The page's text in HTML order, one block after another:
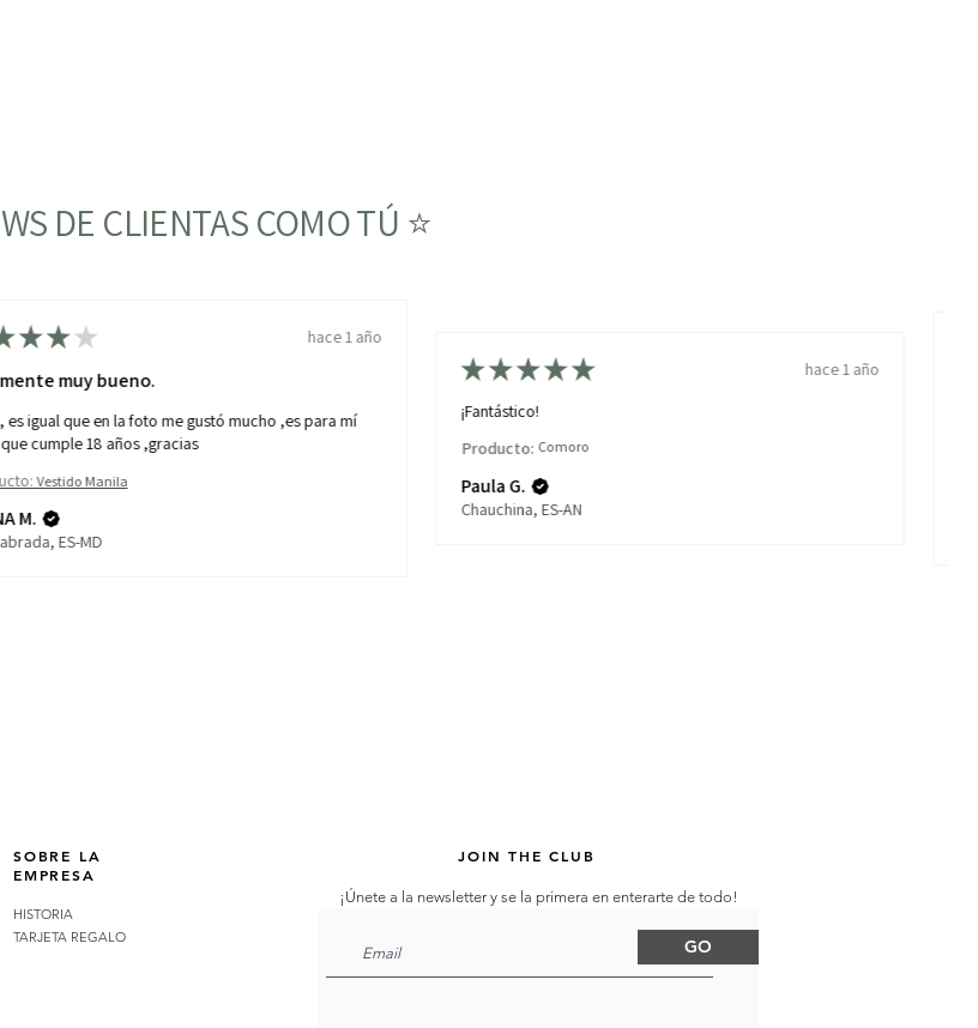
DE CLIENTAS COMO TÚ ⭐
★ ★ ★ hace 1 año
muy bueno.
es igual que en la foto me gustó mucho ,es para mí
cumple 18 años ,gracias
Vestido Manila
M.
ES-MD
★ ★ ★ ★ ★
hace 1 año
¡Fantástico!
Producto: Comoro
Paula G.
Chauchina, ES-AN
SOBRE LA
EMPRESA
HISTORIA
TARJETA REGALO
JOIN THE CLUB
¡Únete a la newsletter y se la primera en enterarte de todo!
GO